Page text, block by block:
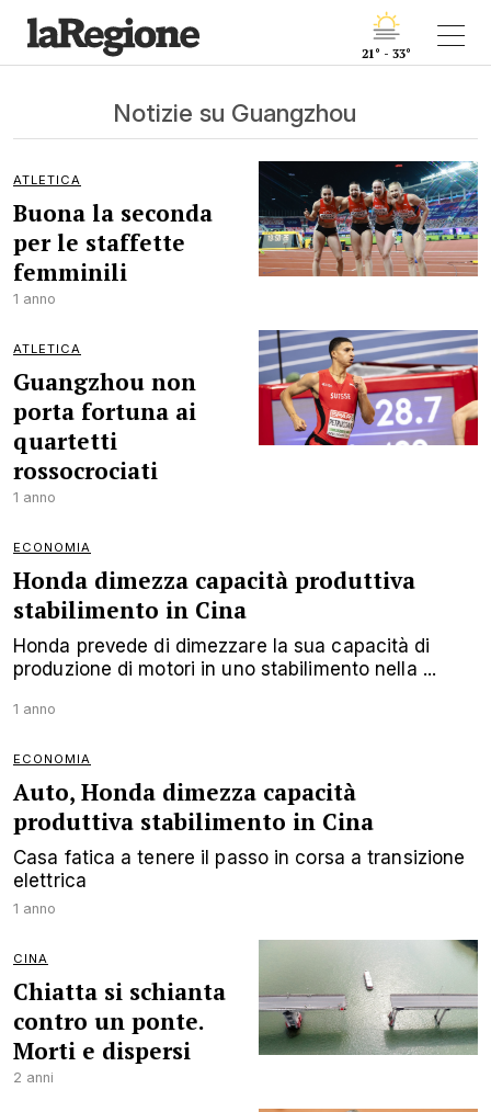
21° - 33°
Notizie su Guangzhou
ATLETICA
Buona la seconda
per le staffette
femminili
1 anno
ATLETICA
Guangzhou non
porta fortuna ai
quartetti
rossocrociati
1 anno
ECONOMIA
Honda dimezza capacità produttiva
stabilimento in Cina
Honda prevede di dimezzare la sua capacità di
produzione di motori in uno stabilimento nella ...
1 anno
ECONOMIA
Auto, Honda dimezza capacità
produttiva stabilimento in Cina
Casa fatica a tenere il passo in corsa a transizione
elettrica
1 anno
CINA
Chiatta si schianta
contro un ponte.
Morti e dispersi
2 anni